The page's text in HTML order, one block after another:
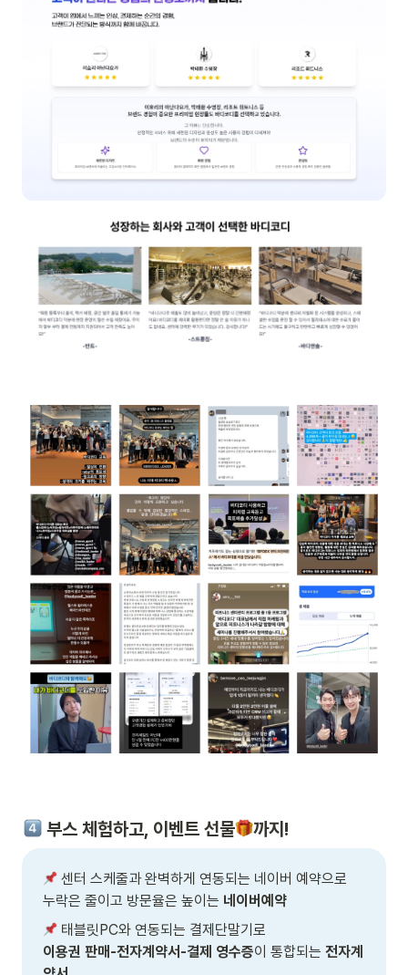
부스 체험하고, 이벤트 선물 까지!
센터 스케줄과 완벽하게 연동되는 네이버 예약으로
누락은 줄이고 방문율은 높이는 네이버예약
이용권 판매-전자계약서-결제 영수증이 통합되는 전자계